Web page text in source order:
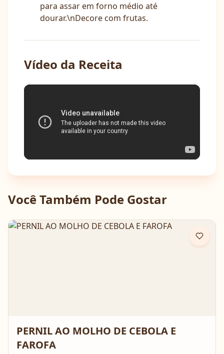
para assar em forno médio até
dourar.\nDecore com frutas.
Vídeo da Receita
Você Também Pode Gostar
PERNIL AO MOLHO DE CEBOLA E
FAROFA